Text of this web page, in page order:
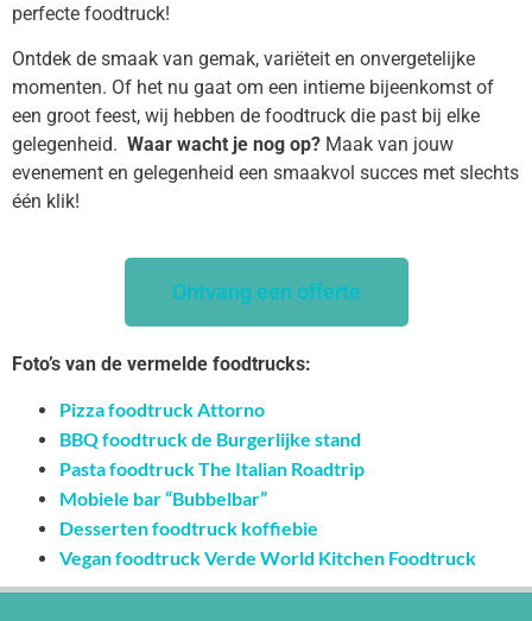
perfecte foodtruck!
Ontdek de smaak van gemak, variëteit en onvergetelijke
momenten. Of het nu gaat om een intieme bijeenkomst of
een groot feest, wij hebben de foodtruck die past bij elke
gelegenheid. Waar wacht je nog op? Maak van jouw
evenement en gelegenheid een smaakvol succes met slechts
één klik!
Ontvang een offerte
Foto’s van de vermelde foodtrucks:
Pizza foodtruck Attorno
BBQ foodtruck de Burgerlijke stand
Pasta foodtruck The Italian Roadtrip
Mobiele bar “Bubbelbar”
Desserten foodtruck koffiebie
Vegan foodtruck Verde World Kitchen Foodtruck